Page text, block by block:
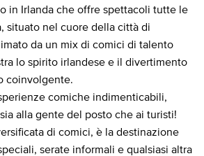
in Irlanda che offre spettacoli tutte le
situato nel cuore della città di
da un mix di comici di talento
lo spirito irlandese e il divertimento
coinvolgente.
comiche indimenticabili,
alla gente del posto che ai turisti!
di comici, è la destinazione
serate informali e qualsiasi altra